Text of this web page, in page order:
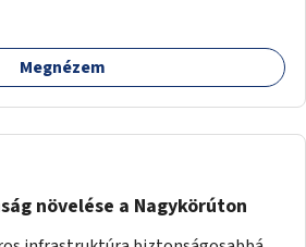
Megnézem
növelése a Nagykörúton